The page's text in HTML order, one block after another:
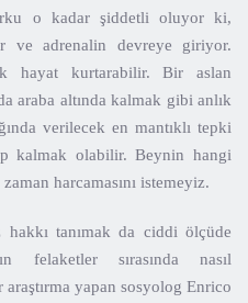
o kadar şiddetli oluyor ki,
ve adrenalin devreye giriyor.
hayat kurtarabilir. Bir aslan
araba altında kalmak gibi anlık
verilecek en mantıklı tepki
kalmak olabilir. Beynin hangi
harcamasını istemeyiz.
hakkı tanımak da ciddi ölçüde
felaketler sırasında nasıl
araştırma yapan sosyolog Enrico